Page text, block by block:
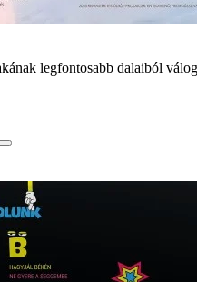
legfontosabb dalaiból